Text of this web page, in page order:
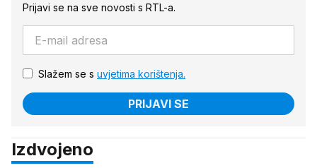
Prijavi se na sve novosti s RTL-a.
Slažem se s uvjetima korištenja.
PRIJAVI SE
Izdvojeno